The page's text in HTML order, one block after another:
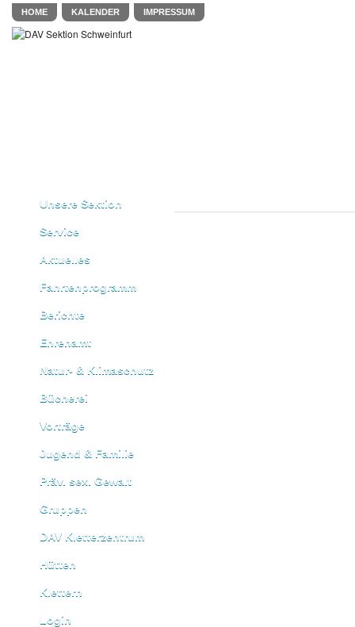
HOME KALENDER IMPRESSUM
Unsere Sektion
Service
Aktuelles
Fahrtenprogramm
Berichte
Ehrenamt
Natur- & Klimaschutz
Bücherei
Vorträge
Jugend & Familie
Präv. sex. Gewalt
Gruppen
DAV Kletterzentrum
Hütten
Klettern
Login